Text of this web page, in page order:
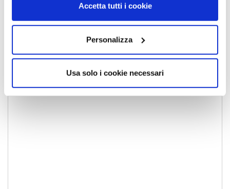
Accetta tutti i cookie
Personalizza
Usa solo i cookie necessari
Lascia un commento
Il tuo indirizzo email non sarà pubblicato.